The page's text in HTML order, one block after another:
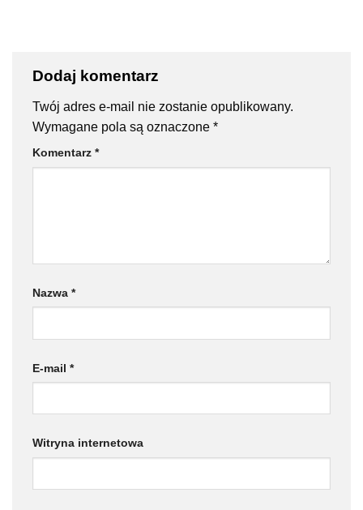
Dodaj komentarz
Twój adres e-mail nie zostanie opublikowany.
Wymagane pola są oznaczone *
Komentarz *
Nazwa *
E-mail *
Witryna internetowa